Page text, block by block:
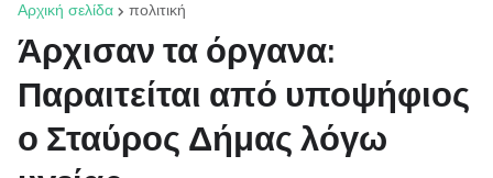
Αρχική σελίδα πολιτική
Άρχισαν τα όργανα:
Παραιτείται από υποψήφιος
ο Σταύρος Δήμας λόγω